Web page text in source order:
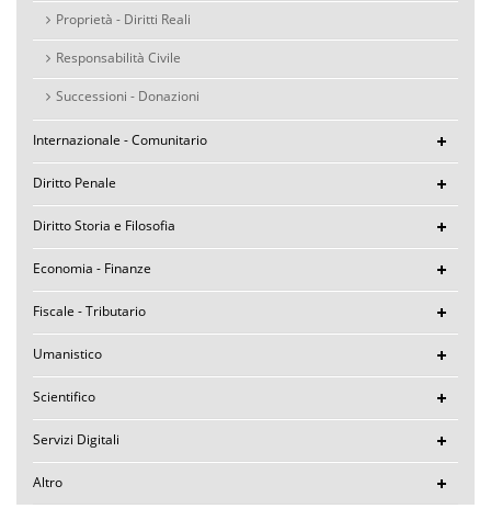
Proprietà - Diritti Reali
Responsabilità Civile
Successioni - Donazioni
Internazionale - Comunitario
Diritto Penale
Diritto Storia e Filosofia
Economia - Finanze
Fiscale - Tributario
Umanistico
Scientifico
Servizi Digitali
Altro